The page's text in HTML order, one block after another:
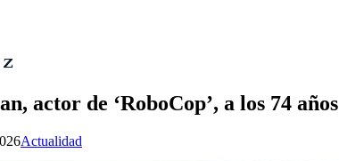
actor de ‘RoboCop’, a los 74 años
Actualidad